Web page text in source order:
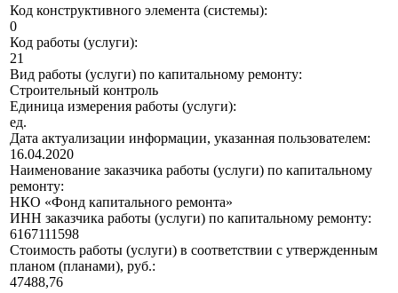
Код конструктивного элемента (системы):
0
Код работы (услуги):
21
Вид работы (услуги) по капитальному ремонту:
Строительный контроль
Единица измерения работы (услуги):
ед.
Дата актуализации информации, указанная пользователем:
16.04.2020
Наименование заказчика работы (услуги) по капитальному
ремонту:
НКО «Фонд капитального ремонта»
ИНН заказчика работы (услуги) по капитальному ремонту:
6167111598
Стоимость работы (услуги) в соответствии с утвержденным
планом (планами), руб.:
47488,76